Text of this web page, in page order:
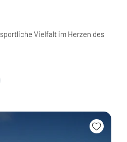
Vielfalt im Herzen des